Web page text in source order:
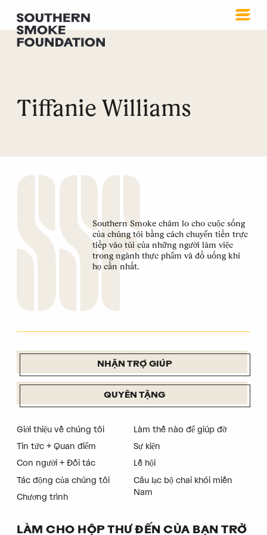
Tiffanie Williams
Southern Smoke chăm lo cho cuộc sống
của chúng tôi bằng cách chuyển tiền trực
tiếp vào túi của những người làm việc
trong ngành thực phẩm và đồ uống khi
họ cần nhất.
NHẬN TRỢ GIÚP
QUYÊN TẶNG
Giới thiệu về chúng tôi
Tin tức + Quan điểm
Con người + Đối tác
Tác động của chúng tôi
Chương trình
Làm thế nào để giúp đỡ
Sự kiện
Lễ hội
Câu lạc bộ chai khói miền
Nam
LÀM CHO HỘP THƯ ĐẾN CỦA BẠN TRỞ